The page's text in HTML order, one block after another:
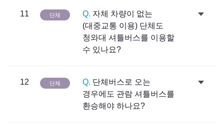
11 단체 Q. 자체 차량이 없는
(대중교통 이용) 단체도
청와대 셔틀버스를 이용할
수 있나요?
12 단체 Q. 단체버스로 오는
경우에도 관람 셔틀버스를
환승해야 하나요?